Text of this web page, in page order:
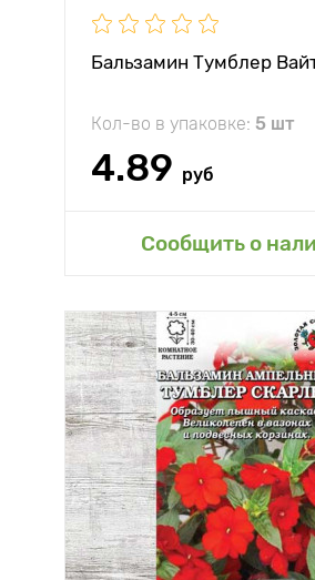
Бальзамин Тумблер
Кол-во в упаковке: 5 шт
4.89 руб
Сообщить о